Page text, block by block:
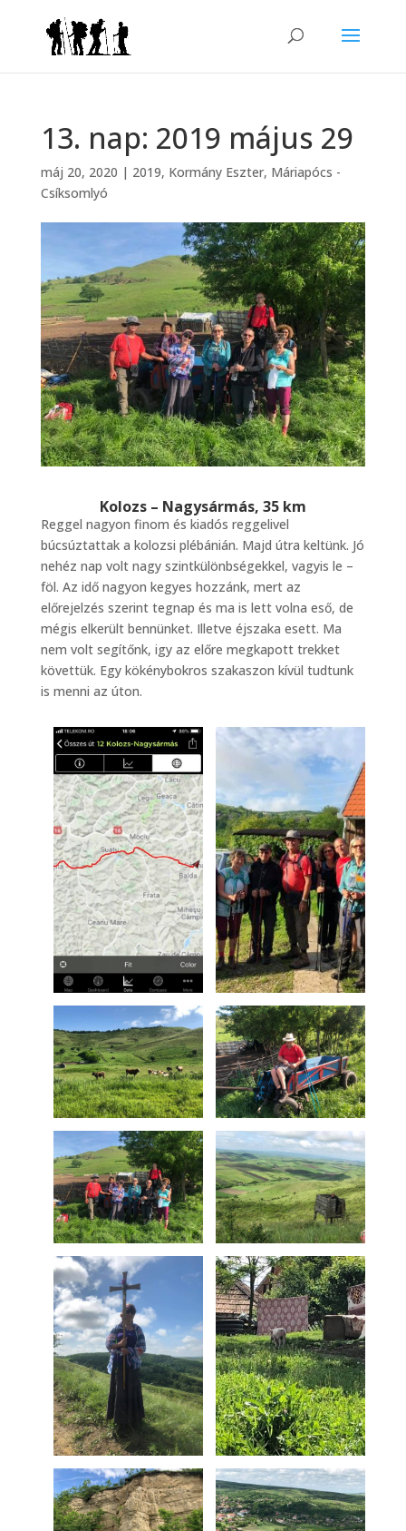
13. nap: 2019 május 29
máj 20, 2020 | 2019, Kormány Eszter, Máriapócs -
Csíksomlyó
Kolozs – Nagysármás, 35 km
Reggel nagyon finom és kiadós reggelivel
búcsúztattak a kolozsi plébánián. Majd útra keltünk. Jó
nehéz nap volt nagy szintkülönbségekkel, vagyis le –
föl. Az idő nagyon kegyes hozzánk, mert az
előrejelzés szerint tegnap és ma is lett volna eső, de
mégis elkerült bennünket. Illetve éjszaka esett. Ma
nem volt segítőnk, igy az előre megkapott trekket
követtük. Egy kökénybokros szakaszon kívül tudtunk
is menni az úton.